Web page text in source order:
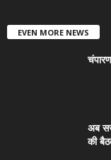
EVEN MORE NEWS
अब
की